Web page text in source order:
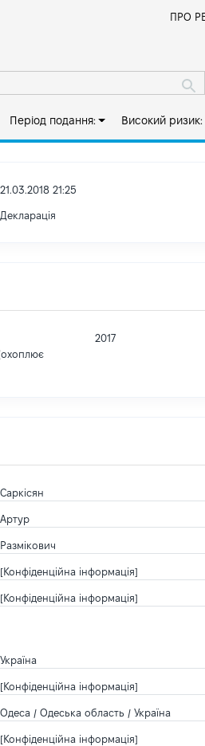
ПРО
Період подання: Високий ризик:
21.03.2018 21:25
Декларація
2017
Саркісян
Артур
Размікович
[Конфіденційна інформація]
[Конфіденційна інформація]
Україна
[Конфіденційна інформація]
Одеса / Одеська область / Україна
[Конфіденційна інформація]